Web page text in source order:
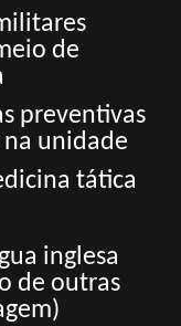
de
preventivas
unidade
tática
inglesa
de outras